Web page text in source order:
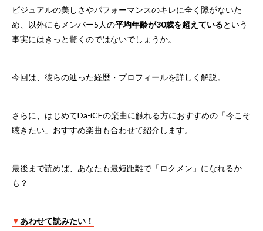
ビジュアルの美しさやパフォーマンスのキレに全く隙がないた
め、以外にもメンバー5人の平均年齢が30歳を超えているという
事実にはきっと驚くのではないでしょうか。
今回は、彼らの辿った経歴・プロフィールを詳しく解説。
さらに、はじめてDa-iCEの楽曲に触れる方におすすめの「今こそ
聴きたい」おすすめ楽曲も合わせて紹介します。
最後まで読めば、あなたも最短距離で「ロクメン」になれるか
も？
▼ あわせて読みたい！